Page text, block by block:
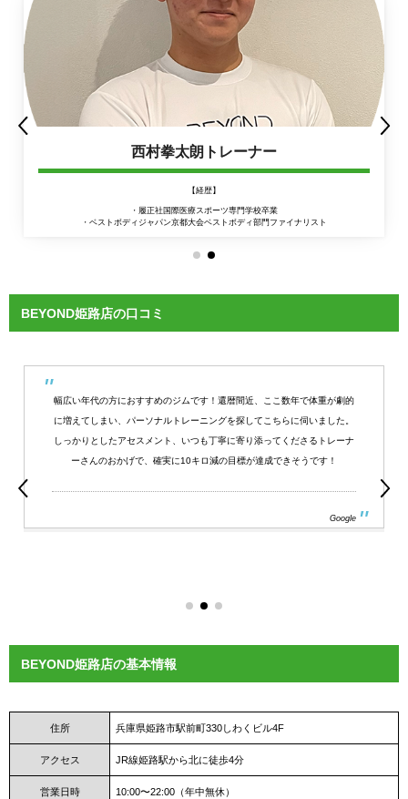
西村拳太朗トレーナー
【経歴】
・履正社国際医療スポーツ専門学校卒業
・ベストボディジャパン京都大会ベストボディ部門ファイナリスト
BEYOND姫路店の口コミ
幅広い年代の方におすすめのジムです！還暦間近、ここ数年で体重が劇的
に増えてしまい、パーソナルトレーニングを探してこちらに伺いました。
しっかりとしたアセスメント、いつも丁寧に寄り添ってくださるトレーナ
ーさんのおかげで、確実に10キロ減の目標が達成できそうです！
Google
BEYOND姫路店の基本情報
住所 兵庫県姫路市駅前町330しわくビル4F
アクセス JR線姫路駅から北に徒歩4分
営業日時 10:00〜22:00（年中無休）